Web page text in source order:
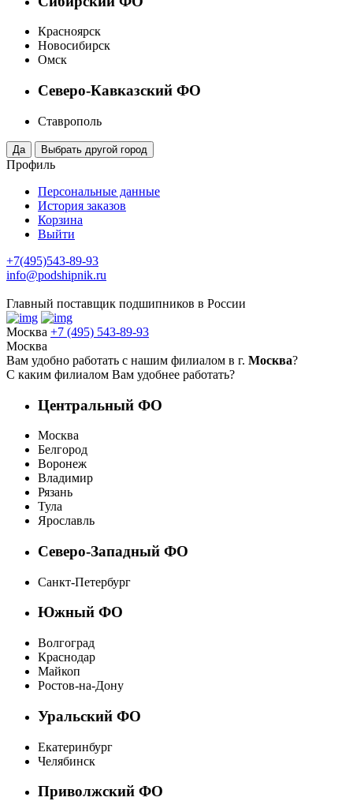
Красноярск
Новосибирск
Омск
Северо-Кавказский ФО
Ставрополь
Профиль
Персональные данные
История заказов
Корзина
Выйти
+7(495)543-89-93
info@podshipnik.ru
Главный поставщик подшипников в России
Москва +7 (495) 543-89-93
Москва
Вам удобно работать с нашим филиалом в г. Москва?
С каким филиалом Вам удобнее работать?
Центральный ФО
Москва
Белгород
Воронеж
Владимир
Рязань
Тула
Ярославль
Северо-Западный ФО
Санкт-Петербург
Южный ФО
Волгоград
Краснодар
Майкоп
Ростов-на-Дону
Уральский ФО
Екатеринбург
Челябинск
Приволжский ФО